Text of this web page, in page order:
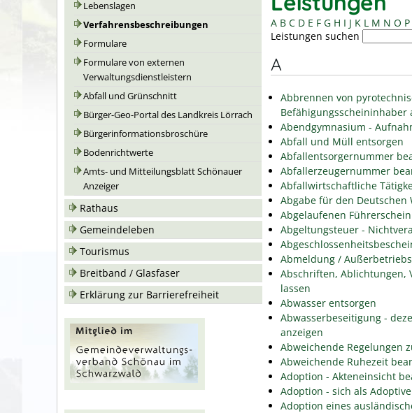
Lebenslagen
Verfahrensbeschreibungen
Formulare
Formulare von externen
Verwaltungsdienstleistern
Abfall und Grünschnitt
Bürger-Geo-Portal des Landkreis Lörrach
Bürgerinformationsbroschüre
Bodenrichtwerte
Amts- und Mitteilungsblatt Schönauer
Anzeiger
Rathaus
Gemeindeleben
Tourismus
Breitband / Glasfaser
Erklärung zur Barrierefreiheit
A B C D E F G H I J K L M N O P
Leistungen suchen
A
Abbrennen von
Befähigungsscheininhaber
Abendgymnasium -
Abfall und Müll entsorgen
Abfallentsorgernummer
Abfallerzeugernummer
Abfallwirtschaftliche
Abgabe für den
Abgelaufenen
Abgeltungsteuer -
Abmeldung /
Abschriften, Ablichtungen,
lassen
Abwasser entsorgen
Abwasserbeseitigung -
anzeigen
Abweichende Regelungen
Abweichende Ruhezeit
Adoption - Akteneinsicht
Adoption - sich als
Adoption eines